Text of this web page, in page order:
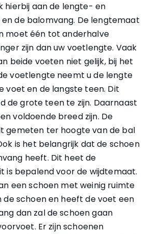
hierbij aan de lengte- en
de balomvang. De lengtemaat
moet één tot anderhalve
zijn dan uw voetlengte. Vaak
beide voeten niet gelijk, bij het
voetlengte neemt u de lengte
voet en de langste teen. Dit
de grote teen te zijn. Daarnaast
voldoende breed zijn. De
gemeten ter hoogte van de bal
is het belangrijk dat de schoen
heeft. Dit heet de
is bepalend voor de wijdtemaat.
een schoen met weinig ruimte
de schoen en heeft de voet een
dan zal de schoen gaan
Er zijn schoenen